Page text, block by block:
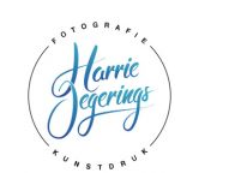
inhoud